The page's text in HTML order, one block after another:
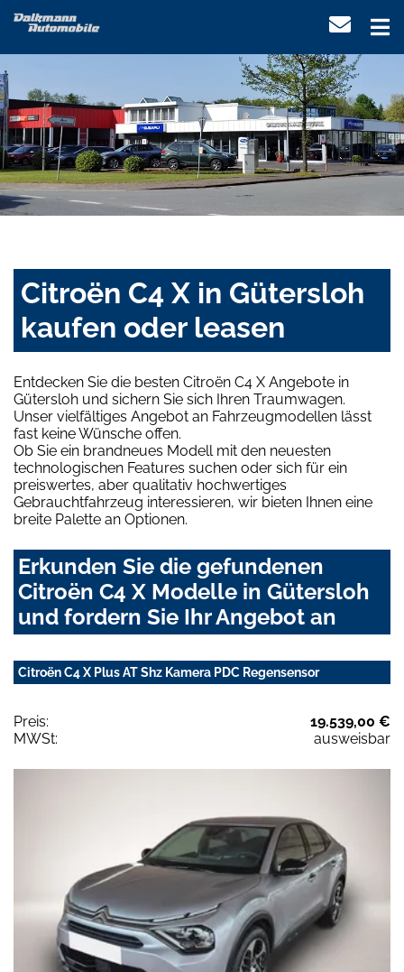
Citroën C4 X in Gütersloh
kaufen oder leasen
Entdecken Sie die besten Citroën C4 X Angebote in
Gütersloh und sichern Sie sich Ihren Traumwagen.
Unser vielfältiges Angebot an Fahrzeugmodellen lässt
fast keine Wünsche offen.
Ob Sie ein brandneues Modell mit den neuesten
technologischen Features suchen oder sich für ein
preiswertes, aber qualitativ hochwertiges
Gebrauchtfahrzeug interessieren, wir bieten Ihnen eine
breite Palette an Optionen.
Erkunden Sie die gefundenen
Citroën C4 X Modelle in Gütersloh
und fordern Sie Ihr Angebot an
Citroën C4 X Plus AT Shz Kamera PDC Regensensor
Preis:
19.539,00 €
MWSt:
ausweisbar